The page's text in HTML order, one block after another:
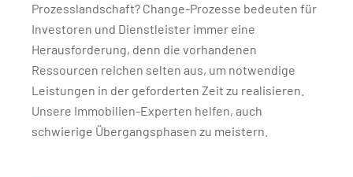
Prozesslandschaft? Change-Prozesse bedeuten für
Investoren und Dienstleister immer eine
Herausforderung, denn die vorhandenen
Ressourcen reichen selten aus, um notwendige
Leistungen in der geforderten Zeit zu realisieren.
Unsere Immobilien-Experten helfen, auch
schwierige Übergangsphasen zu meistern.